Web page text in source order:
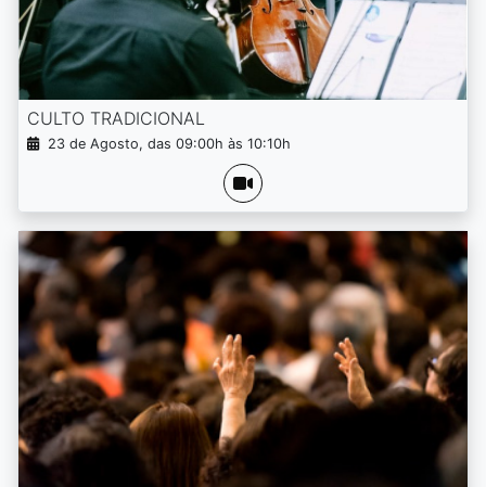
CULTO TRADICIONAL
23 de Agosto, das 09:00h às 10:10h